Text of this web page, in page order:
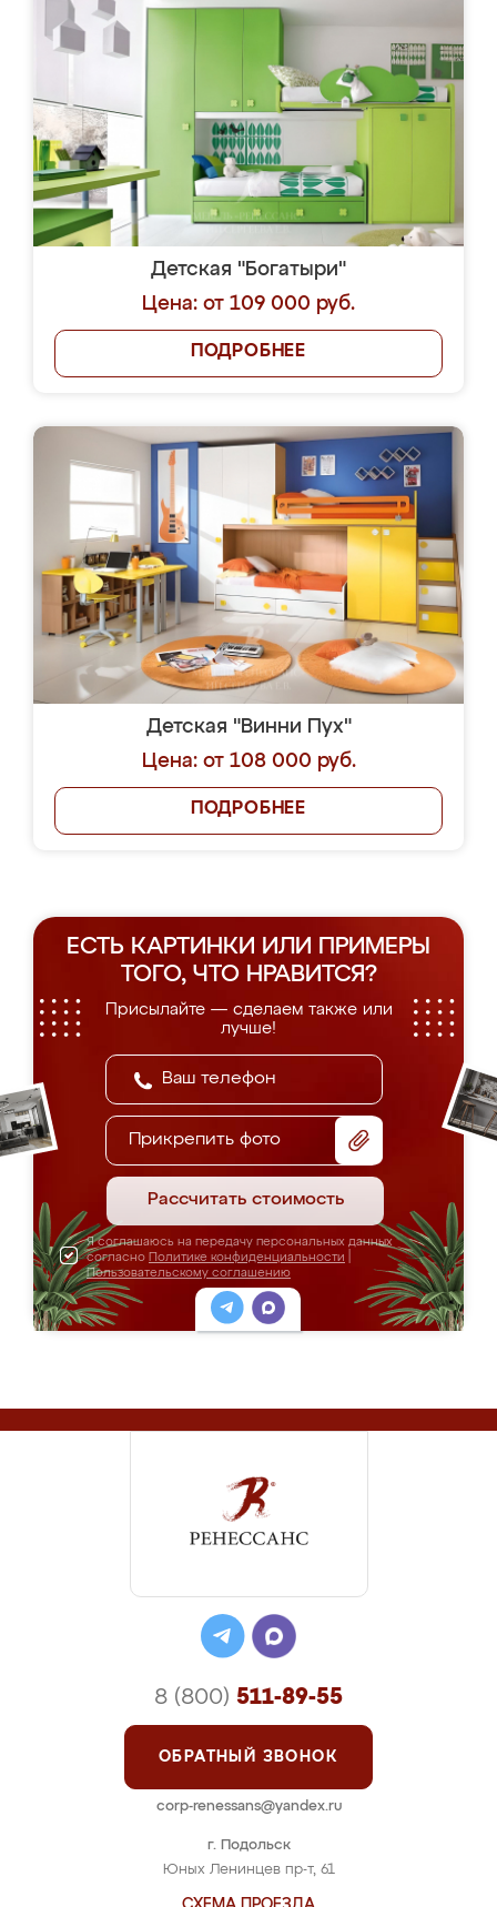
Детская "Богатыри"
Цена: от 109 000 руб.
ПОДРОБНЕЕ
Детская "Винни Пух"
Цена: от 108 000 руб.
ПОДРОБНЕЕ
ЕСТЬ КАРТИНКИ ИЛИ ПРИМЕРЫ
ТОГО, ЧТО НРАВИТСЯ?
Присылайте — сделаем также или
лучше!
Прикрепить фото
Рассчитать стоимость
Я соглашаюсь на передачу персональных данных
согласно Политике конфиденциальности
Пользовательскому соглашению
г. Подольск
Юных Ленинцев пр-т, 61
8 (800) 511-89-55
ОБРАТНЫЙ ЗВОНОК
corp-renessans@yandex.ru